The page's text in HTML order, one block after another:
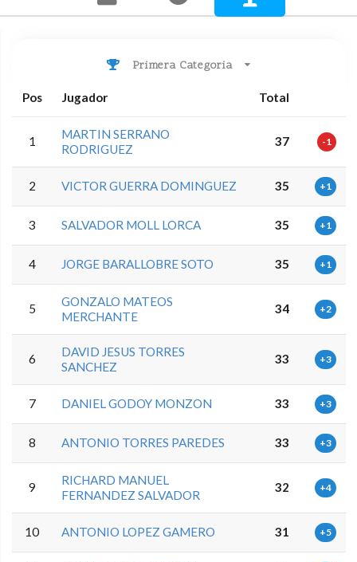
Primera Categoria
Pos Jugador Total
1
MARTIN SERRANO
RODRIGUEZ
37 -1
2 VICTOR GUERRA DOMINGUEZ 35 +1
3 SALVADOR MOLL LORCA 35 +1
4 JORGE BARALLOBRE SOTO 35 +1
5
GONZALO MATEOS
MERCHANTE
34 +2
6
DAVID JESUS TORRES
SANCHEZ
33 +3
7 DANIEL GODOY MONZON 33 +3
8 ANTONIO TORRES PAREDES 33 +3
9
RICHARD MANUEL
FERNANDEZ SALVADOR
32 +4
10 ANTONIO LOPEZ GAMERO 31 +5